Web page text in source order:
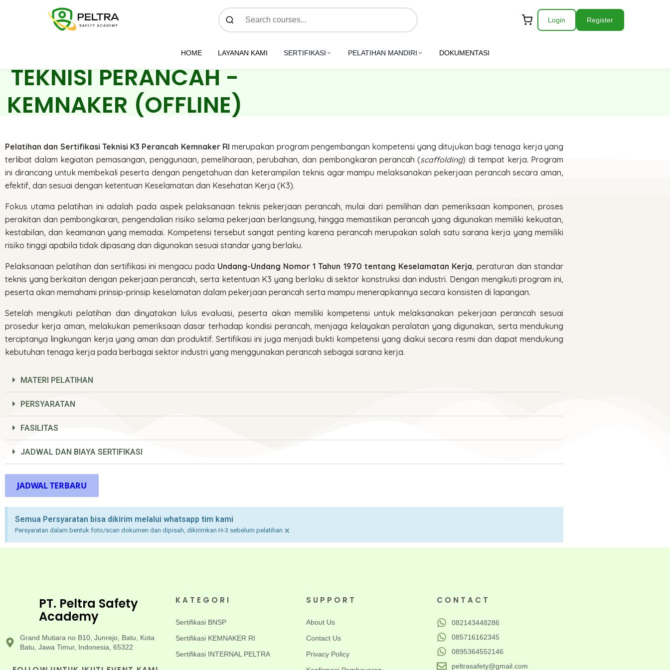
Login Register
HOME LAYANAN KAMI SERTIFIKASI PELATIHAN MANDIRI DOKUMENTASI
TEKNISI PERANCAH -
KEMNAKER (OFFLINE)
Pelatihan dan Sertifikasi Teknisi K3 Perancah Kemnaker RI merupakan program pengembangan kompetensi yang ditujukan bagi tenaga kerja yang
terlibat dalam kegiatan pemasangan, penggunaan, pemeliharaan, perubahan, dan pembongkaran perancah (scaffolding) di tempat kerja. Program
ini dirancang untuk membekali peserta dengan pengetahuan dan keterampilan teknis agar mampu melaksanakan pekerjaan perancah secara aman,
efektif, dan sesuai dengan ketentuan Keselamatan dan Kesehatan Kerja (K3).
Fokus utama pelatihan ini adalah pada aspek pelaksanaan teknis pekerjaan perancah, mulai dari pemilihan dan pemeriksaan komponen, proses
perakitan dan pembongkaran, pengendalian risiko selama pekerjaan berlangsung, hingga memastikan perancah yang digunakan memiliki kekuatan,
kestabilan, dan keamanan yang memadai. Kompetensi tersebut sangat penting karena perancah merupakan salah satu sarana kerja yang memiliki
risiko tinggi apabila tidak dipasang dan digunakan sesuai standar yang berlaku.
Pelaksanaan pelatihan dan sertifikasi ini mengacu pada Undang-Undang Nomor 1 Tahun 1970 tentang Keselamatan Kerja, peraturan dan standar
teknis yang berkaitan dengan pekerjaan perancah, serta ketentuan K3 yang berlaku di sektor konstruksi dan industri. Dengan mengikuti program ini,
peserta akan memahami prinsip-prinsip keselamatan dalam pekerjaan perancah serta mampu menerapkannya secara konsisten di lapangan.
Setelah mengikuti pelatihan dan dinyatakan lulus evaluasi, peserta akan memiliki kompetensi untuk melaksanakan pekerjaan perancah sesuai
prosedur kerja aman, melakukan pemeriksaan dasar terhadap kondisi perancah, menjaga kelayakan peralatan yang digunakan, serta mendukung
terciptanya lingkungan kerja yang aman dan produktif. Sertifikasi ini juga menjadi bukti kompetensi yang diakui secara resmi dan dapat mendukung
kebutuhan tenaga kerja pada berbagai sektor industri yang menggunakan perancah sebagai sarana kerja.
MATERI PELATIHAN
PERSYARATAN
FASILITAS
JADWAL DAN BIAYA SERTIFIKASI
JADWAL TERBARU
Semua Persyaratan bisa dikirim melalui whatsapp tim kami
Persyaratan dalam bentuk foto/scan dokumen dan dipisah, dikirimkan H-3 sebelum pelatihan ×
PT. Peltra Safety
Academy
Grand Mutiara no B10, Junrejo, Batu, Kota
Batu, Jawa Timur, Indonesia, 65322
KATEGORI
Sertifikasi BNSP
Sertifikasi KEMNAKER RI
Sertifikasi INTERNAL PELTRA
SUPPORT
About Us
Contact Us
Privacy Policy
CONTACT
082143448286
085716162345
0895364552146
peltrasafety@gmail.com